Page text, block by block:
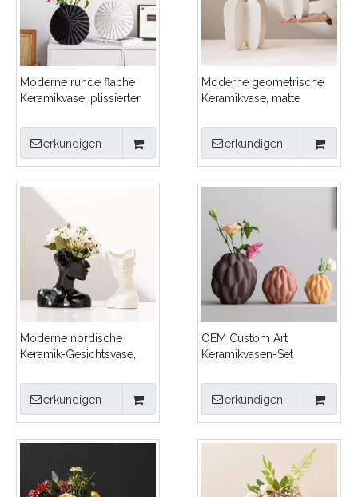
Moderne runde flache
Keramikvase, plissierter
mattschwarz, weiß,
nordische
Heimdekoration,
gerippte Porzellan-
Tischvase
erkundigen
Moderne geometrische
Keramikvase, matte
Blumentopf für nordische
Heimdekoration,
Großhandel,
erkundigen
Moderne nordische
Keramik-Gesichtsvase,
Kopf, Blumentopf,
Großhandel, kreative
Porzellan-Körperbüste-
erkundigen
OEM Custom Art
Keramikvasen-Set
strukturierter Knospen-
Blumentopf für den
Großhandel
erkundigen